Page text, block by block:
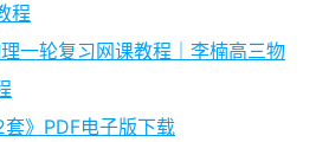
程
一轮复习网课教程｜李楠高三物
》PDF电子版下载